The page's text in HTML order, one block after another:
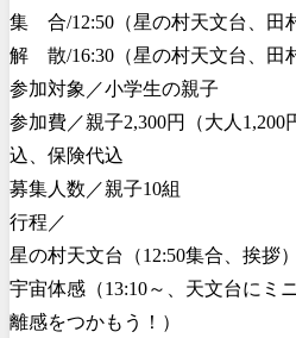
集 合/12:50（星の村天文台、田
解 散/16:30（星の村天文台、田
参加対象／小学生の親子
参加費／親子2,300円（大人
込、保険代込
募集人数／親子10組
行程／
星の村天文台（12:50集合、挨拶
宇宙体感（13:10～、天文台にミ
離感をつかもう！）